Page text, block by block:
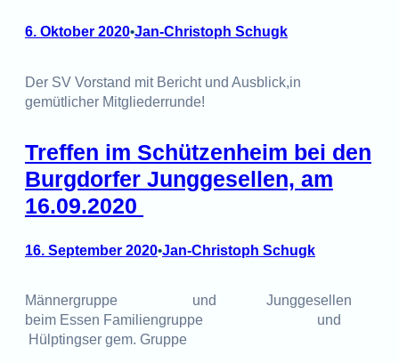
6. Oktober 2020•Jan-Christoph Schugk
Der SV Vorstand mit Bericht und Ausblick,in
gemütlicher Mitgliederrunde!
Treffen im Schützenheim bei den
Burgdorfer Junggesellen, am
16.09.2020
16. September 2020•Jan-Christoph Schugk
Männergruppe und Junggesellen
beim Essen Familiengruppe und
Hülptingser gem. Gruppe